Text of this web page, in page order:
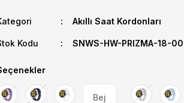
Akıllı Saat Kordonları
Kodu SNWS-HW-PRIZMA-18-
Bej